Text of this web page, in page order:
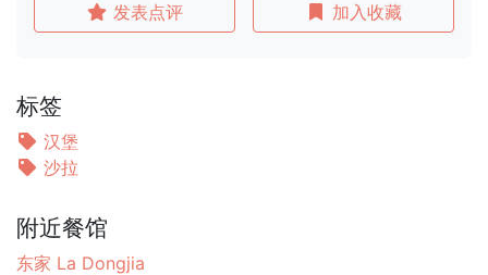
发表点评 加入收藏
标签
汉堡
沙拉
附近餐馆
东家 La Dongjia